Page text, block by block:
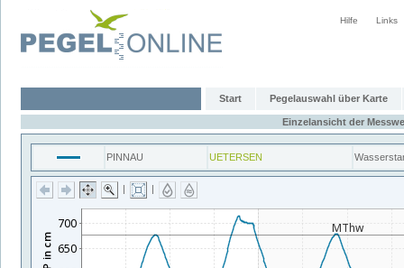
Hilfe Links
Start Pegelauswahl über Karte
Einzelansicht der
PINNAU UETERSEN
| |